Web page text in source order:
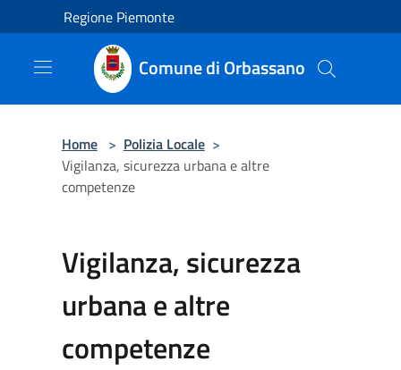
Salta al contenuto principale
Regione Piemonte
Comune di Orbassano
Home > Polizia Locale >
Vigilanza, sicurezza urbana e altre
competenze
Vigilanza, sicurezza
urbana e altre
competenze